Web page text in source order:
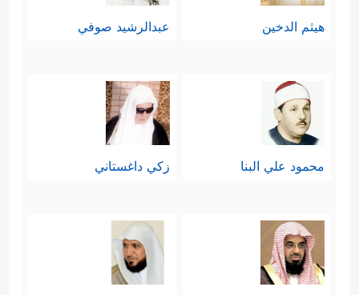
هيثم الدخين عبدالرشيد صوفي
محمود علي البنا زكي داغستاني